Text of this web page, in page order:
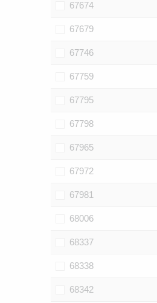
67674
67679
67746
67759
67795
67798
67965
67972
67981
68006
68337
68338
68342